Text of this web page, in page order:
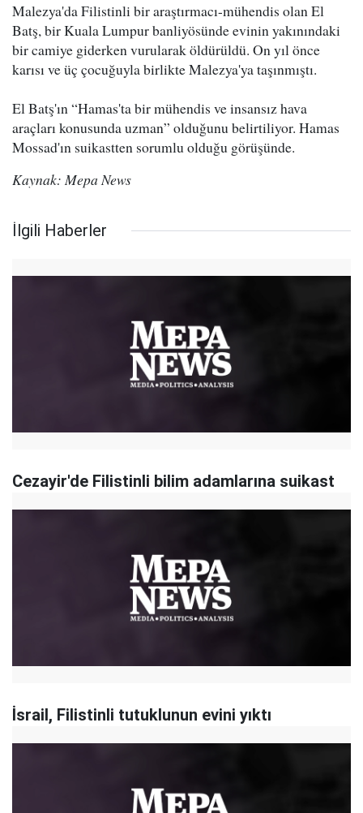
Malezya'da Filistinli bir araştırmacı-mühendis olan El
Batş, bir Kuala Lumpur banliyösünde evinin yakınındaki
bir camiye giderken vurularak öldürüldü. On yıl önce
karısı ve üç çocuğuyla birlikte Malezya'ya taşınmıştı.
El Batş'ın “Hamas'ta bir mühendis ve insansız hava
araçları konusunda uzman” olduğunu belirtiliyor. Hamas
Mossad'ın suikastten sorumlu olduğu görüşünde.
Kaynak: Mepa News
İlgili Haberler
Cezayir'de Filistinli bilim adamlarına suikast
İsrail, Filistinli tutuklunun evini yıktı